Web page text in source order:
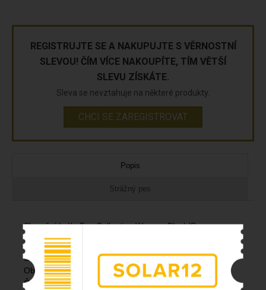
REGISTRUJTE SE A NAKUPUJTE S VĚRNOSTNÍ
SLEVOU! ČÍM VÍCE NAKOUPÍTE, TÍM VĚTŠÍ
SLEVU ZÍSKÁTE.
Sleva se nevztahuje na některé produkty.
CHCI SE ZAREGISTROVAT
Popis
Strážný pes
Sluneční brýle Fox Collection Wraps - Black/Orange -
grey lense
Sluneční brýle Wraps stylu
Obroučky poskytují periferní zakrytí
Černý rámeček a stranice, oranžová vnitřní strana